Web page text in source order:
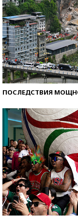
ПОСЛЕДСТВИЯ